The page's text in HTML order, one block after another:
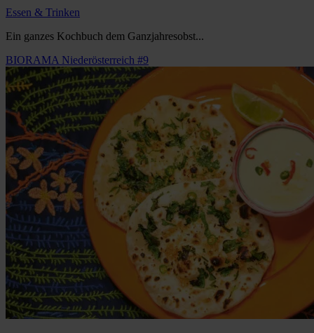
Essen & Trinken
Ein ganzes Kochbuch dem Ganzjahresobst...
BIORAMA Niederösterreich #9